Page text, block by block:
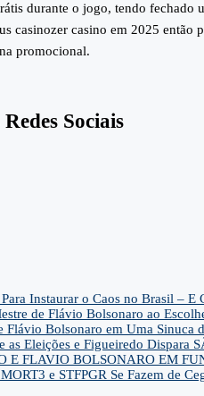
durante o jogo, tendo
casinozer casino em 2025
promocional.
Sociais
Instaurar o Caos no Brasil – E
de Flávio Bolsonaro ao
Flávio Bolsonaro em Uma
as Eleições e Figueiredo Dispara
E FLAVIO BOLSONARO EM
e STFPGR Se Fazem de